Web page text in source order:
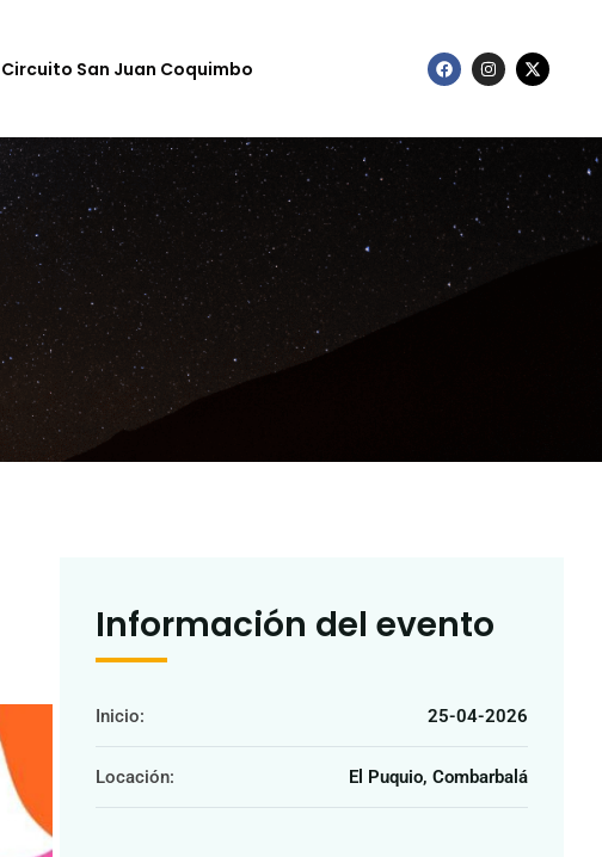
Circuito San Juan Coquimbo
Información del evento
Inicio: 25-04-2026
Locación: El Puquio, Combarbalá